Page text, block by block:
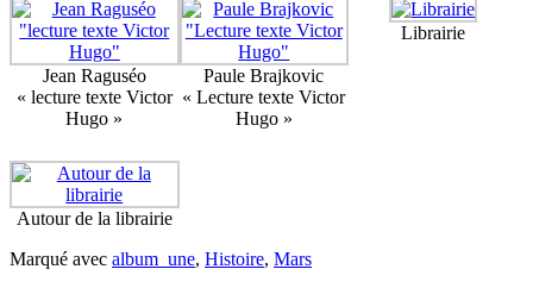
Jean Raguséo
« lecture texte Victor
Hugo »
Paule Brajkovic
« Lecture texte Victor
Hugo »
Librairie
Autour de la librairie
Marqué avec album_une, Histoire, Mars